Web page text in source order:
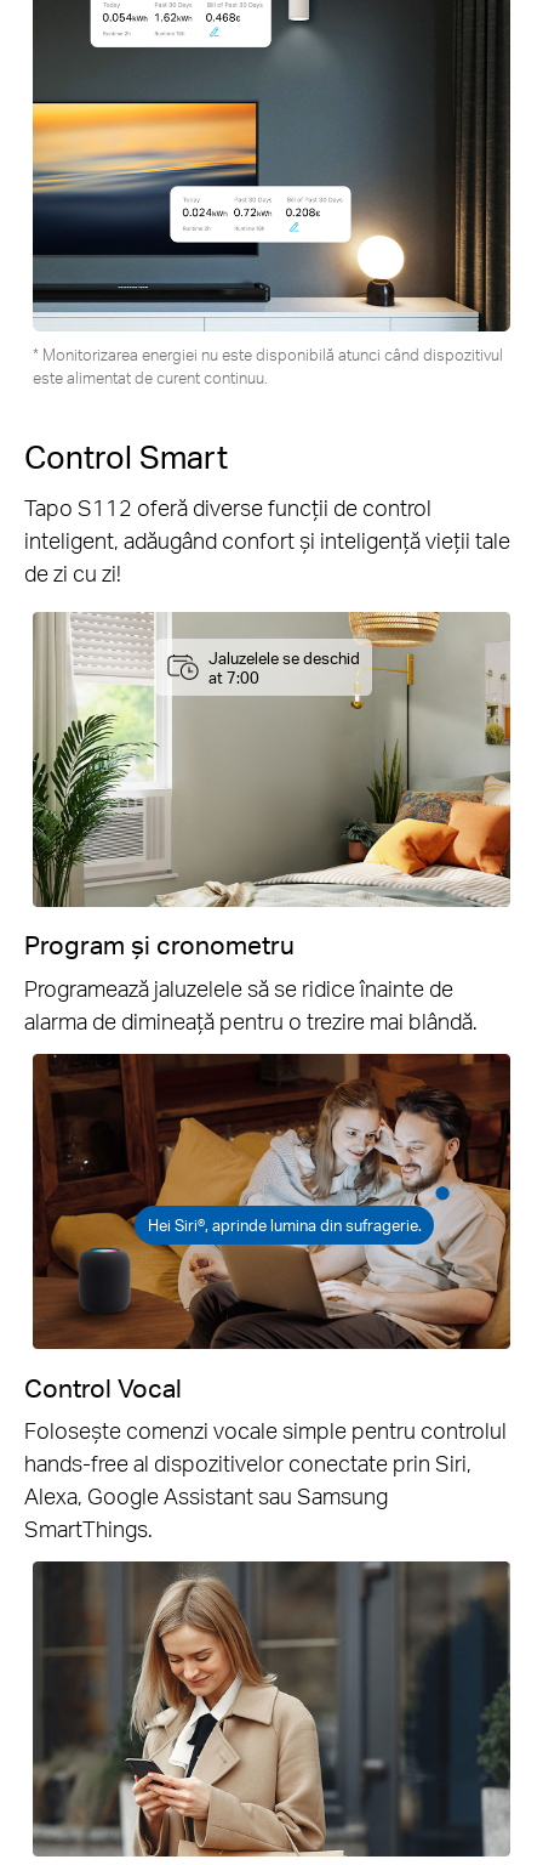
* Monitorizarea energiei nu este disponibilă atunci când dispozitivul
este alimentat de curent continuu.
Control Smart
Tapo S112 oferă diverse funcții de control
inteligent, adăugând confort și inteligență vieții tale
de zi cu zi!
Jaluzelele se deschid
at 7:00
Program și cronometru
Programează jaluzelele să se ridice înainte de
alarma de dimineață pentru o trezire mai blândă.
Hei Siri®, aprinde lumina din sufragerie.
Control Vocal
Folosește comenzi vocale simple pentru controlul
hands-free al dispozitivelor conectate prin Siri,
Alexa, Google Assistant sau Samsung
SmartThings.